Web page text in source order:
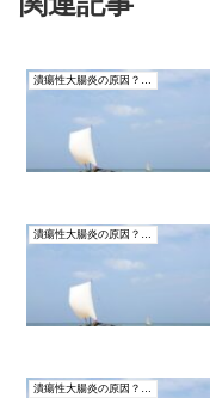
潰瘍性大腸炎の原因？・予防方法
潰瘍性大腸炎の原因？・予防方法